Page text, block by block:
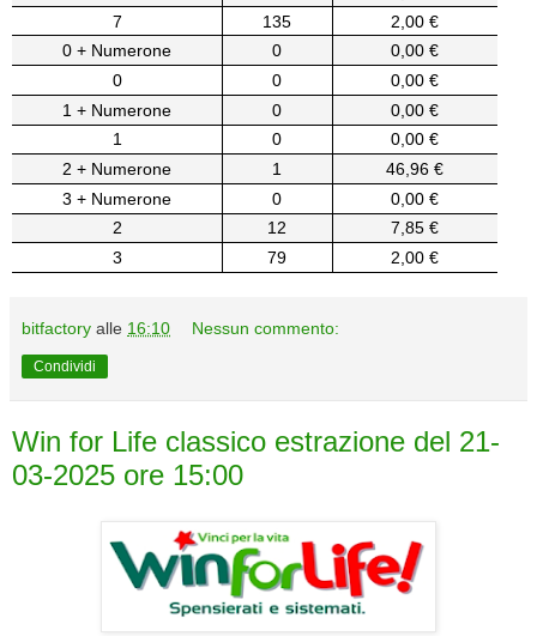
7
135
2,00 €
0 + Numerone
0
0,00 €
0
0
0,00 €
1 + Numerone
0
0,00 €
1
0
0,00 €
2 + Numerone
1
46,96 €
3 + Numerone
0
0,00 €
2
12
7,85 €
3
79 2,00 €
bitfactory alle 16:10 Nessun commento:
Condividi
Win for Life classico estrazione del 21-
03-2025 ore 15:00